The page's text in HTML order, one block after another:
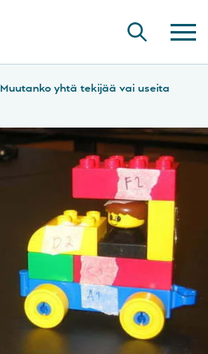
Muutanko yhtä tekijää vai useita